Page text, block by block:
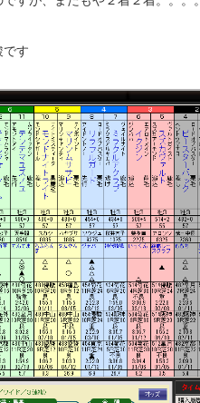
です